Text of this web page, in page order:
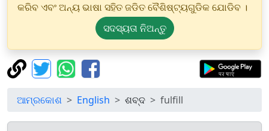
କରିବ ଏବଂ ଅନ୍ୟ ଭାଷା ସହିତ ଜଡିତ ବୈଶିଷ୍ଟ୍ୟଗୁଡିକ ଯୋଡିବ ।
ସଦସ୍ୟତା ନିଅନ୍ତୁ
ଆମ୍ରକୋଶ English ଶବ୍ଦ fulfill